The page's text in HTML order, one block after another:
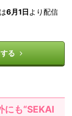
6月1日 より配信
る
も“SEKAI